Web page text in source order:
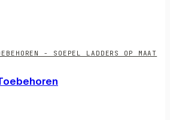
- SOEPEL LADDERS OP MAAT